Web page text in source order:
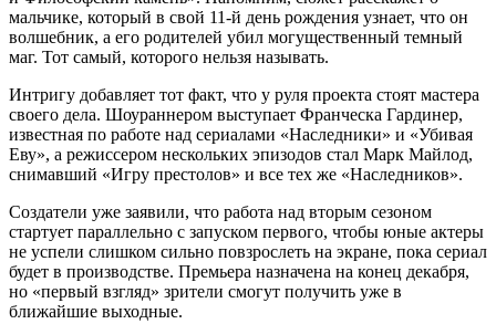
мальчике, который в свой 11-й день рождения узнает, что он
волшебник, а его родителей убил могущественный темный
маг. Тот самый, которого нельзя называть.
Интригу добавляет тот факт, что у руля проекта стоят мастера
своего дела. Шоураннером выступает Франческа Гардинер,
известная по работе над сериалами «Наследники» и «Убивая
Еву», а режиссером нескольких эпизодов стал Марк Майлод,
снимавший «Игру престолов» и все тех же «Наследников».
Создатели уже заявили, что работа над вторым сезоном
стартует параллельно с запуском первого, чтобы юные актеры
не успели слишком сильно повзрослеть на экране, пока сериал
будет в производстве. Премьера назначена на конец декабря,
но «первый взгляд» зрители смогут получить уже в
ближайшие выходные.